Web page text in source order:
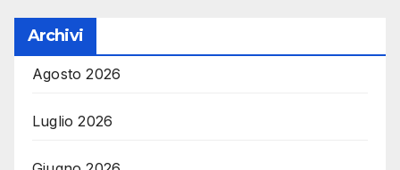
Archivi
Agosto 2026
Luglio 2026